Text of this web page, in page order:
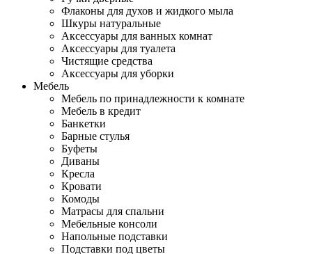
Флаконы для духов и жидкого мыла
Шкуры натуральные
Аксессуары для ванных комнат
Аксессуары для туалета
Чистящие средства
Аксессуары для уборки
Мебель
Мебель по принадлежности к комнате
Мебель в кредит
Банкетки
Барные стулья
Буфеты
Диваны
Кресла
Кровати
Комоды
Матрасы для спальни
Мебельные консоли
Напольные подставки
Подставки под цветы